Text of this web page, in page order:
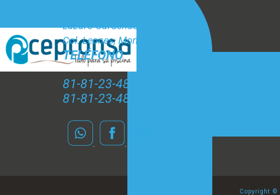
Lázaro Cárdenas #212 A
Col. Leones, Monterrey N.L.
TELÉFONO
81-81-23-48-20
81-81-23-48-61 y 62
Copyright ©